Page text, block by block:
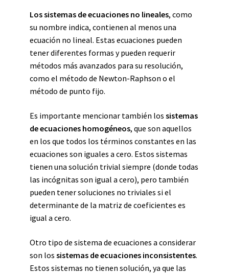
Los sistemas de ecuaciones no lineales, como
su nombre indica, contienen al menos una
ecuación no lineal. Estas ecuaciones pueden
tener diferentes formas y pueden requerir
métodos más avanzados para su resolución,
como el método de Newton-Raphson o el
método de punto fijo.
Es importante mencionar también los sistemas
de ecuaciones homogéneos, que son aquellos
en los que todos los términos constantes en las
ecuaciones son iguales a cero. Estos sistemas
tienen una solución trivial siempre (donde todas
las incógnitas son igual a cero), pero también
pueden tener soluciones no triviales si el
determinante de la matriz de coeficientes es
igual a cero.
Otro tipo de sistema de ecuaciones a considerar
son los sistemas de ecuaciones inconsistentes.
Estos sistemas no tienen solución, ya que las